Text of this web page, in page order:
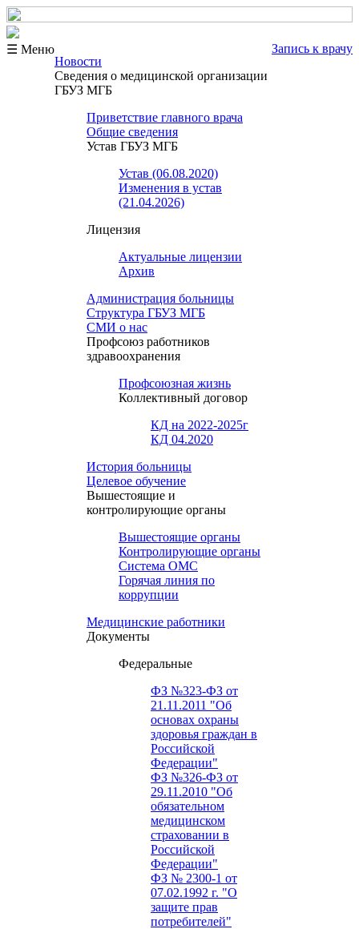
☰ Меню
Запись к врачу
Новости
Сведения о медицинской организации
ГБУЗ МГБ
Приветствие главного врача
Общие сведения
Устав ГБУЗ МГБ
Устав (06.08.2020)
Изменения в устав
(21.04.2026)
Лицензия
Актуальные лицензии
Архив
Администрация больницы
Структура ГБУЗ МГБ
СМИ о нас
Профсоюз работников
здравоохранения
Профсоюзная жизнь
Коллективный договор
КД на 2022-2025г
КД 04.2020
История больницы
Целевое обучение
Вышестоящие и
контролирующие органы
Вышестоящие органы
Контролирующие органы
Система ОМС
Горячая линия по
коррупции
Медицинские работники
Документы
Федеральные
ФЗ №323-ФЗ от
21.11.2011 "Об
основах охраны
здоровья граждан в
Российской
Федерации"
ФЗ №326-ФЗ от
29.11.2010 "Об
обязательном
медицинском
страховании в
Российской
Федерации"
ФЗ № 2300-1 от
07.02.1992 г. "О
защите прав
потребителей"